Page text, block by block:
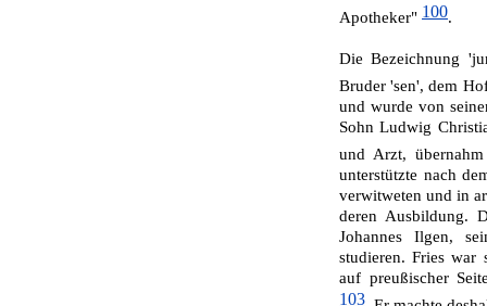
Apotheker" 100.
Die Bezeichnung
Bruder 'sen', dem
und wurde von
Sohn Lud­wig
und Arzt,
unterstützte nach
verwitweten und in
deren Ausbildung.
Johannes Ilgen,
studieren. Fries war
auf preußischer
103